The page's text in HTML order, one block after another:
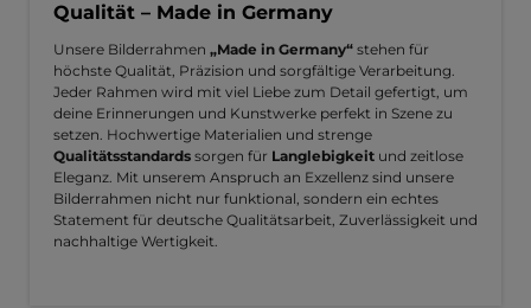
Qualität – Made in Germany
Unsere Bilderrahmen „Made in Germany“ stehen für
höchste Qualität, Präzision und sorgfältige Verarbeitung.
Jeder Rahmen wird mit viel Liebe zum Detail gefertigt, um
deine Erinnerungen und Kunstwerke perfekt in Szene zu
setzen. Hochwertige Materialien und strenge
Qualitätsstandards sorgen für Langlebigkeit und zeitlose
Eleganz. Mit unserem Anspruch an Exzellenz sind unsere
Bilderrahmen nicht nur funktional, sondern ein echtes
Statement für deutsche Qualitätsarbeit, Zuverlässigkeit und
nachhaltige Wertigkeit.